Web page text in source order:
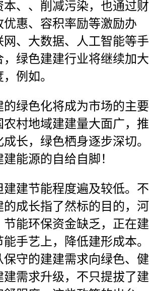
本、、削减污染，也通过财
优惠、容积率励等激励办
网、大数据、人工智能等手
，绿色建建行业将继续加大
例如。
绿色化将成为市场的主要
农村地域建建量大面广，推
长，绿色栖身逐步深切。
能源的自给自脚！
建节能程度遍及较低。不
的成长指了然标的目的，河
节能环保资金缺乏，正在建
手艺上，降低建形成本。
保守的建建需求向绿色、健
建需求升级，不只提拔了建